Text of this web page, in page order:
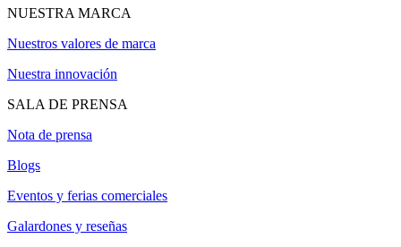
NUESTRA MARCA
Nuestros valores de marca
Nuestra innovación
SALA DE PRENSA
Nota de prensa
Blogs
Eventos y ferias comerciales
Galardones y reseñas